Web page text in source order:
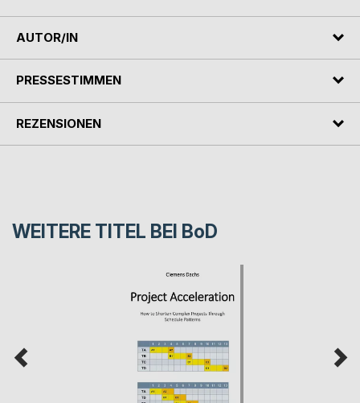
AUTOR/IN
PRESSESTIMMEN
REZENSIONEN
WEITERE TITEL BEI BoD